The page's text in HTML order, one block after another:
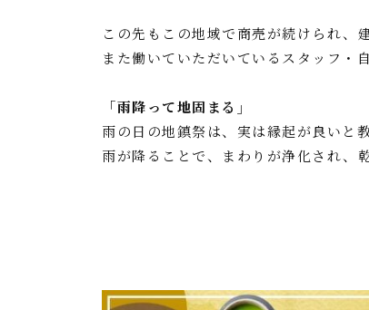
この先もこの地域で商売が続けられ、
また働いていただいているスタッフ・
「雨降って地固まる」
雨の日の地鎮祭は、実は縁起が良いと
雨が降ることで、まわりが浄化され、